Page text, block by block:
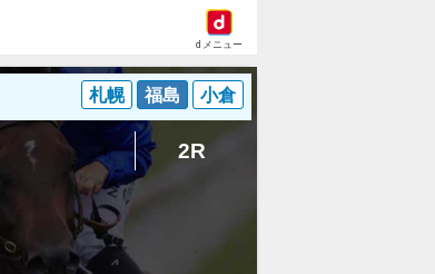
dメニュー
札幌 福島 小倉
2R